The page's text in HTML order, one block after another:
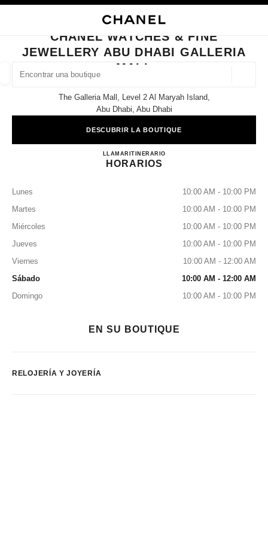
BUSCAR UNA BOUTIQUE
CERRAR TARJETA DE BOUTIQUE CHANEL WATCHES & FINE
CHANEL WATCHES & FINE
JEWELLERY ABU DHABI GALLERIA
MALL
The Galleria Mall, Level 2 Al Maryah Island,
Abu Dhabi, Abu Dhabi
DESCUBRIR LA BOUTIQUE
LLAMAR22049331ITINERARIOCHANEL WATCHES &
HORARIOS
Lunes
10:00 AM - 10:00 PM
Martes
10:00 AM - 10:00 PM
Miércoles
10:00 AM - 10:00 PM
Jueves
10:00 AM - 10:00 PM
Viernes
10:00 AM - 12:00 AM
Sábado
10:00 AM - 12:00 AM
Domingo
10:00 AM - 10:00 PM
EN SU BOUTIQUE
RELOJERÍA Y JOYERÍA
resultado de los filtros por: